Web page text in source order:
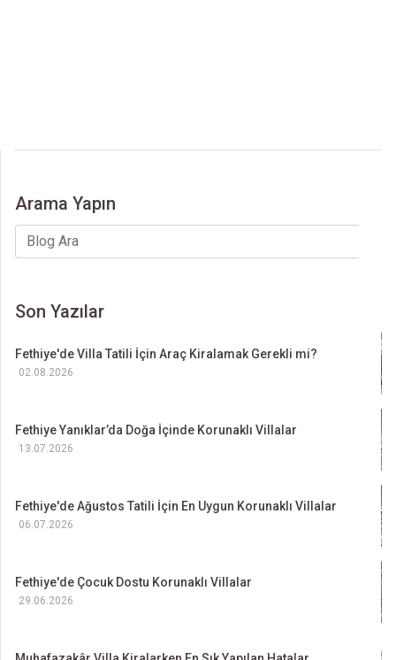
Arama Yapın
Son Yazılar
Fethiye'de Villa Tatili İçin Araç Kiralamak Gerekli mi?
02.08.2026
Fethiye Yanıklar’da Doğa İçinde Korunaklı Villalar
13.07.2026
Fethiye'de Ağustos Tatili İçin En Uygun Korunaklı Villalar
06.07.2026
Fethiye'de Çocuk Dostu Korunaklı Villalar
29.06.2026